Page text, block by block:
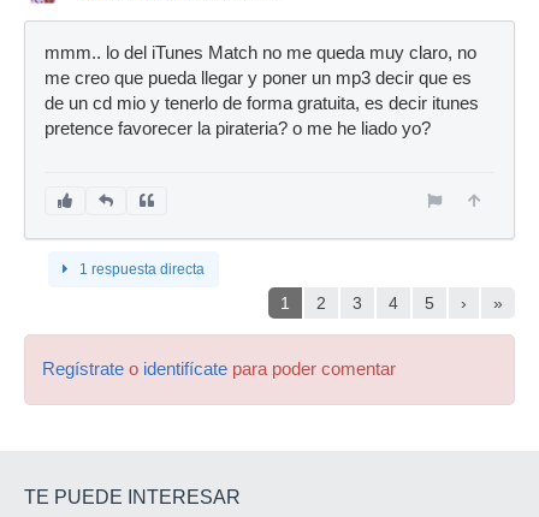
mmm.. lo del iTunes Match no me queda muy claro, no
me creo que pueda llegar y poner un mp3 decir que es
de un cd mio y tenerlo de forma gratuita, es decir itunes
pretence favorecer la pirateria? o me he liado yo?
1 respuesta directa
1 2 3 4 5 › »
Regístrate o identifícate para poder comentar
TE PUEDE INTERESAR